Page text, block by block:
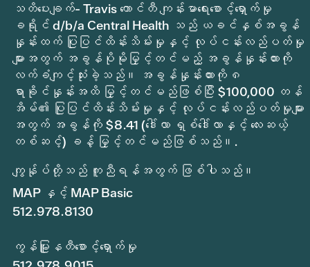
သတိပေးချက်- Travis ကောင်တီ ကျန်းမာရေးစောင့်ရှောက်မှု
ခရိုင် d/b/a Central Health သည် ယခင်နှစ်အခွန်
နှုန်းထက် ပြုပြင်ထိန်းသိမ်းမှုနှင့် လုပ်ငန်းလည်ပတ်မှု
များအတွက် အခွန်ပိုမိုမြှင့်တင်မည့် အခွန်နှုန်းထားကို
လက်ခံကျင့်သုံးခဲ့သည်။ အခွန်နှုန်းထားကို ၈
ရာခိုင်နှုန်းအထိ မြှင့်တင်မည်ဖြစ်ပြီး $100,000 တန်
အိမ်၏ ပြုပြင်ထိန်းသိမ်းမှုနှင့် လုပ်ငန်းလည်ပတ်မှုများ
အတွက် အခွန်ကို $8.41 (ဒေါ်လာ ရှစ်ဒေါ်လာနှင့် လေးဆယ့်
တစ်ဆင့်) ခန့် မြှင့်တင်မည်ဖြစ်သည်။.
ကျွန်ုပ်တို့သည် ကူညီရန်အတွက် ဖြစ်ပါသည်။
MAP နှင့် MAP Basic
512.978.8130
ကွန်မြူနတီစောင့်ရှောက်မှု